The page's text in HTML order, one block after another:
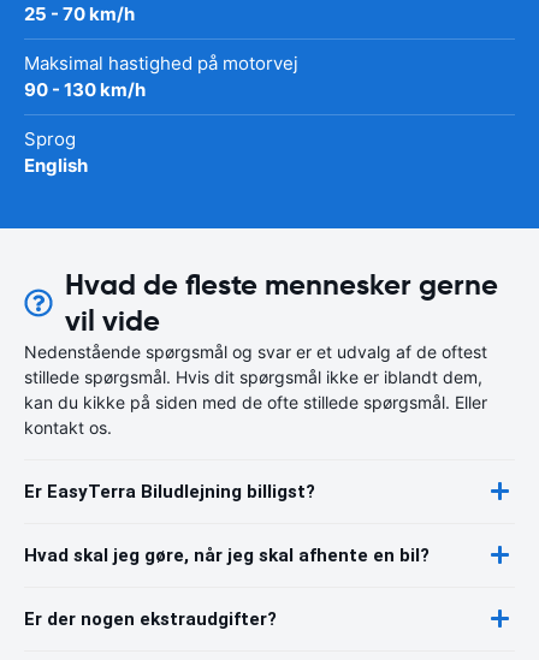
25 - 70 km/h
Maksimal hastighed på motorvej
90 - 130 km/h
Sprog
English
Hvad de fleste mennesker gerne
vil vide
Nedenstående spørgsmål og svar er et udvalg af de oftest
stillede spørgsmål. Hvis dit spørgsmål ikke er iblandt dem,
kan du kikke på siden med de ofte stillede spørgsmål. Eller
kontakt os.
Er EasyTerra Biludlejning billigst?
Hvad skal jeg gøre, når jeg skal afhente en bil?
Er der nogen ekstraudgifter?